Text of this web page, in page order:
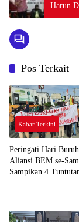
Harun
Pos Terkait
Kabar Terkini
Peringati Hari
Aliansi BEM se-
Sampikan 4